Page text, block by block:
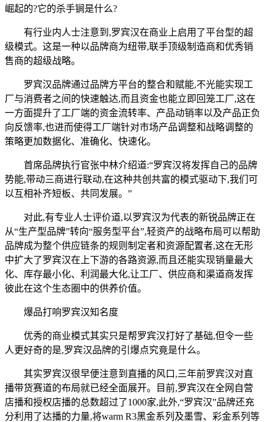
崛起的?它的杀手锏是什么?
有行业内人士注意到,罗宾汉在商业上启用了平台型的超
级模式。这是一种以品牌商为纽带,联手顶级制造商和优秀销
售商的超级战略。
罗宾汉品牌通过品牌方平台的整合和赋能,不光能实现工
厂与消费者之间的快速触达,而且资金也能立即回笼工厂,这在
一方面提升了工厂端的资金流转率、产品动销率以及产品正负
向反馈率,也进而使得工厂端针对市场产品调整和战略调整的
策略更加数据化、准确化、快速化。
首席品牌执行官张中林介绍道:“罗宾汉将发挥自己的品牌
势能,带动三商进行联动,在这种共创共富的模式驱动下,我们可
以互相补齐短板、共同发展。”
对此,有专业人士评价道,以罗宾汉为代表的新锐品牌正在
从“生产型品牌”转向“服务型平台”,轻资产的战略布局可以帮助
品牌成为整个供应链条的规则制定者和资源配置者,这在无形
中扩大了罗宾汉在上下游的各路资源,而且还能实现销量最大
化、库存最小化、利润最大化,让工厂、供应商和渠道商发挥
彼此在这个生态圈中的供养价值。
爆品打响罗宾汉知名度
优秀的商业模式其实只是帮罗宾汉打好了基础,但令一些
人更好奇的是,罗宾汉品牌的引爆点究竟是什么。
其实罗宾汉很早便注意到直播的风口,三年前罗宾汉对直
播带货赛道的布局就已经全面展开。目前,罗宾汉在全网自营
店播和授权店播的总数超过了1000家,此外,“罗宾汉”品牌还充
分利用了达播的力量,将warm R3黑金系列及墨雪、彩金系列等